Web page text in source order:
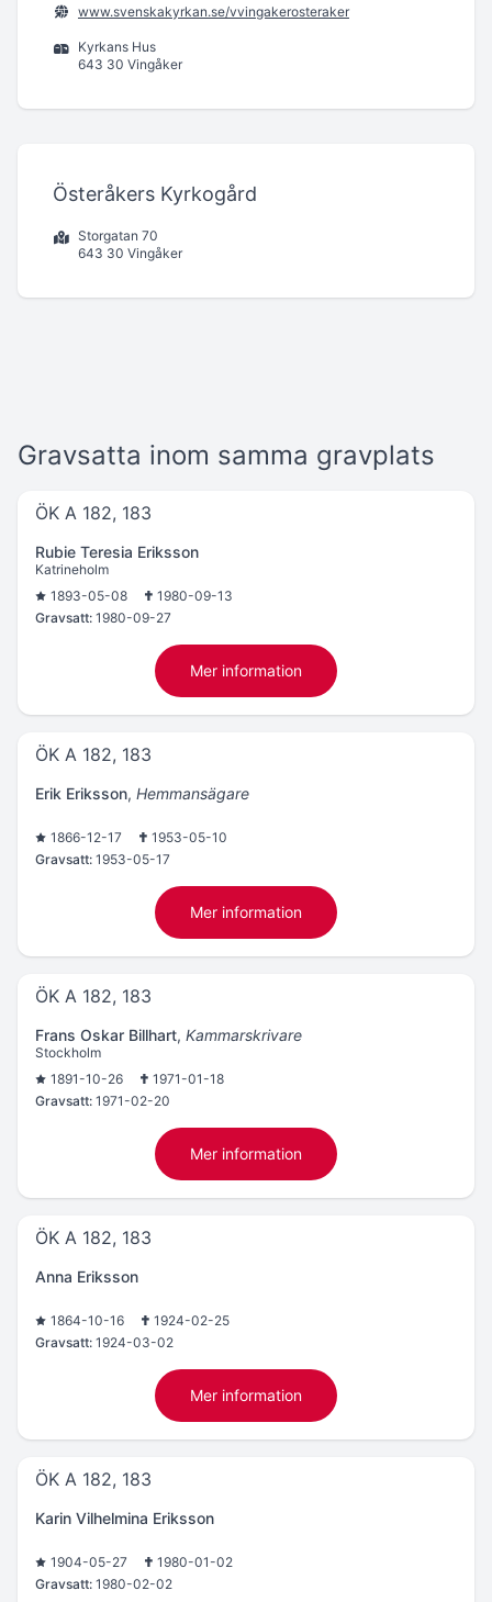
www.svenskakyrkan.se/vvingakerosteraker
Kyrkans Hus
643 30 Vingåker
Österåkers Kyrkogård
Storgatan 70
643 30 Vingåker
Gravsatta inom samma gravplats
ÖK A 182, 183
Rubie Teresia Eriksson
Katrineholm
1893-05-08
1980-09-13
Gravsatt: 1980-09-27
Mer information
ÖK A 182, 183
Erik Eriksson, Hemmansägare
1866-12-17
1953-05-10
Gravsatt: 1953-05-17
Mer information
ÖK A 182, 183
Frans Oskar Billhart, Kammarskrivare
Stockholm
1891-10-26
1971-01-18
Gravsatt: 1971-02-20
Mer information
ÖK A 182, 183
Anna Eriksson
1864-10-16
1924-02-25
Gravsatt: 1924-03-02
Mer information
ÖK A 182, 183
Karin Vilhelmina Eriksson
1904-05-27
1980-01-02
Gravsatt: 1980-02-02